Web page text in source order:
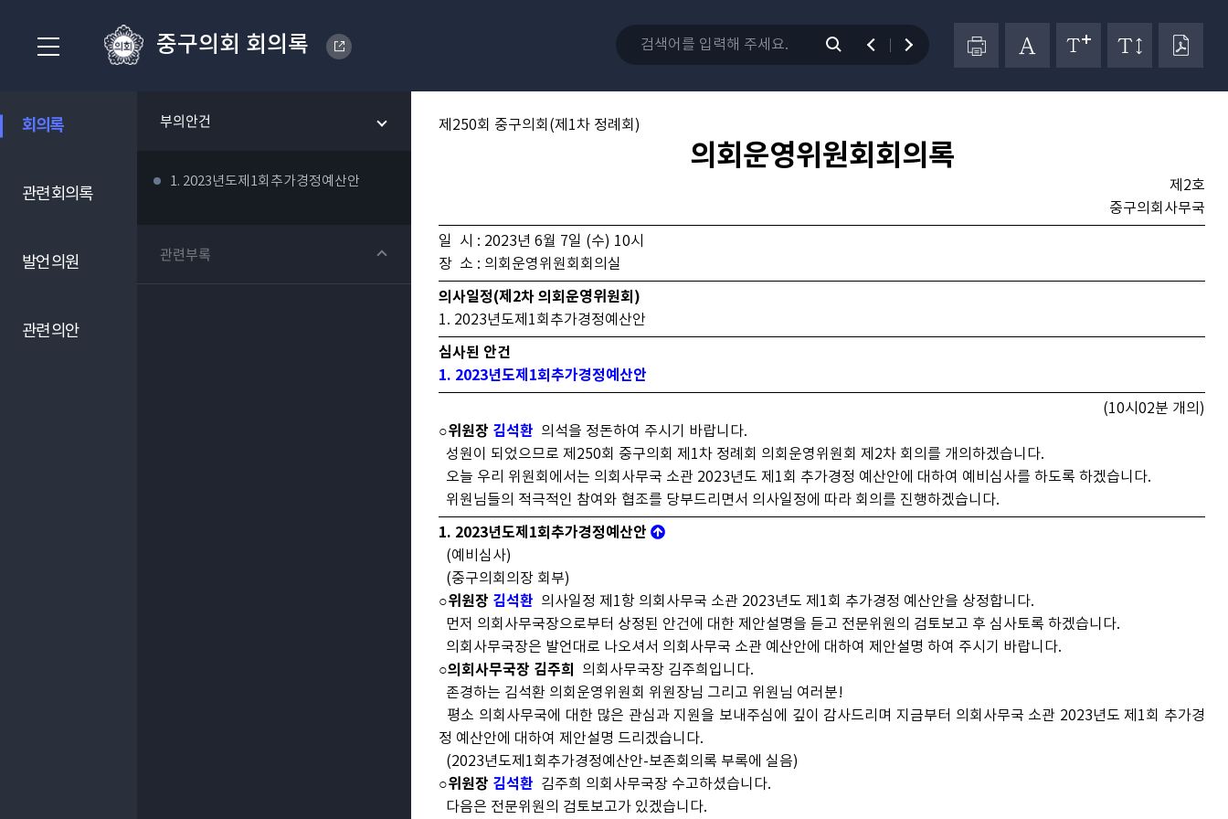
중구의회 회의록
회의록 부의안건
1. 2023년도제1회추가경정예산안
관련부록
관련 회의록
발언 의원
관련 의안
제250회 중구의회(제1차 정례회)
의회운영위원회회의록
제2호
중구의회사무국
일 시 : 2023년 6월 7일 (수) 10시
장 소 : 의회운영위원회회의실
의사일정(제2차 의회운영위원회)
1. 2023년도제1회추가경정예산안
심사된 안건
1. 2023년도제1회추가경정예산안
(10시02분 개의)
○위원장 김석환 의석을 정돈하여 주시기 바랍니다.
성원이 되었으므로 제250회 중구의회 제1차 정례회 의회운영위원회 제2차 회의를 개의하겠습니다.
오늘 우리 위원회에서는 의회사무국 소관 2023년도 제1회 추가경정 예산안에 대하여 예비심사를 하도록 하겠습니다.
위원님들의 적극적인 참여와 협조를 당부드리면서 의사일정에 따라 회의를 진행하겠습니다.
1. 2023년도제1회추가경정예산안
(예비심사)
(중구의회의장 회부)
○위원장 김석환 의사일정 제1항 의회사무국 소관 2023년도 제1회 추가경정 예산안을 상정합니다.
먼저 의회사무국장으로부터 상정된 안건에 대한 제안설명을 듣고 전문위원의 검토보고 후 심사토록 하겠습니다.
의회사무국장은 발언대로 나오셔서 의회사무국 소관 예산안에 대하여 제안설명 하여 주시기 바랍니다.
○의회사무국장 김주희
의회사무국장 김주희입니다.
존경하는 김석환 의회운영위원회 위원장님 그리고 위원님 여러분!
평소 의회사무국에 대한 많은 관심과 지원을 보내주심에 깊이 감사드리며 지금부터 의회사무국 소관 2023년도 제1회 추가경
정 예산안에 대하여 제안설명 드리겠습니다.
(2023년도제1회추가경정예산안-보존회의록 부록에 실음)
○위원장 김석환 김주희 의회사무국장 수고하셨습니다.
다음은 전문위원의 검토보고가 있겠습니다.